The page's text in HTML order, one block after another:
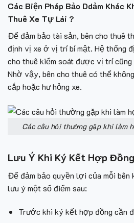
Các Biện Pháp Bảo Ddảm Khác
Thuê Xe Tự Lái ?
Để đảm bảo tài sản, bên cho thuê
định vị xe ở vị trí bí mật. Hệ thống
cho thuê kiểm soát được vị trí cũng
Nhờ vậy, bên cho thuê có thể
cắp hoặc hư hỏng xe.
Các câu hỏi thường gặp khi làm
Lưu Ý Khi Ký Kết Hợp
Để đảm bảo quyền lợi của mỗi
lưu ý một số điểm sau:
Trước khi ký kết hợp đồng cần